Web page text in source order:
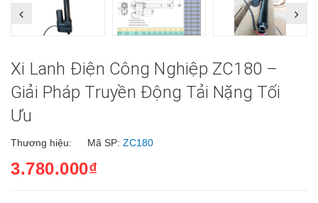
Xi Lanh Điện Công Nghiệp ZC180 –
Giải Pháp Truyền Động Tải Nặng Tối
Ưu
Thương hiệu: Mã SP: ZC180
3.780.000₫